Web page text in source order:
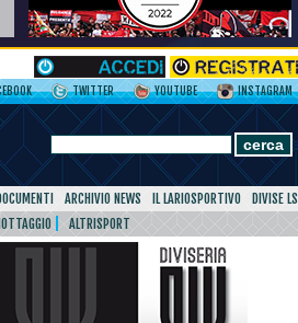
TWITTER YOUTUBE INSTAGRAM
ARCHIVIO NEWS IL LARIOSPORTIVO
DIVISE LS
ALTRISPORT